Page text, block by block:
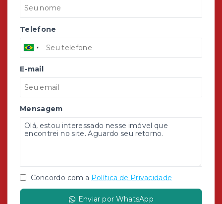
Telefone
E-mail
Mensagem
Concordo com a Política de Privacidade
Enviar por WhatsApp